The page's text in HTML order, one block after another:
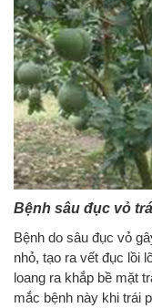
Bệnh sâu đục vỏ
Bệnh do sâu đục vỏ
nhỏ, tạo ra vết đục lồi
loang ra khắp bề mặt
mắc bệnh này khi trái